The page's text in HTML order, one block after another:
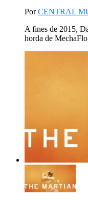
PorCENTRAL
A fines de 2015,
horda de